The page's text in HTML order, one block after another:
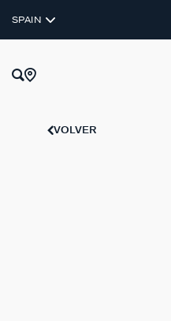
SPAIN
VOLVER